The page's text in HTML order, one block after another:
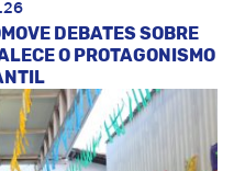
DEBATES SOBRE
O PROTAGONISMO